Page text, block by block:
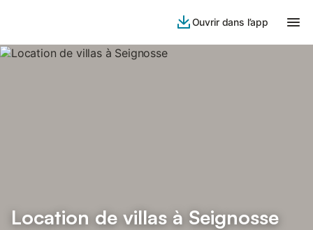
Ouvrir dans l’app
Location de villas à Seignosse